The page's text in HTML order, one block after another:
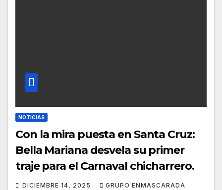
NOTICIAS
Con la mira puesta en Santa Cruz:
Bella Mariana desvela su primer
traje para el Carnaval chicharrero.
DICIEMBRE 14, 2025 GRUPO ENMASCARADA